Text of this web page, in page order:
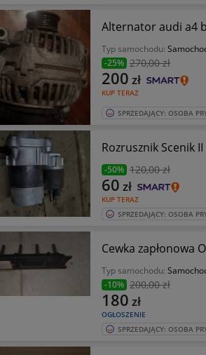
Alternator audi a4
Typ samochodu:
-25% 270,00 zł
KUP TERAZ
200 zł
SPRZEDAJĄCY: OSOBA
Rozrusznik Scenik II
-50% 120,00 zł
KUP TERAZ
60 zł
SPRZEDAJĄCY: OSOBA
Cewka zapłonowa
Typ samochodu:
-10% 200,00 zł
OGŁOSZENIE
180 zł
SPRZEDAJĄCY: OSOBA